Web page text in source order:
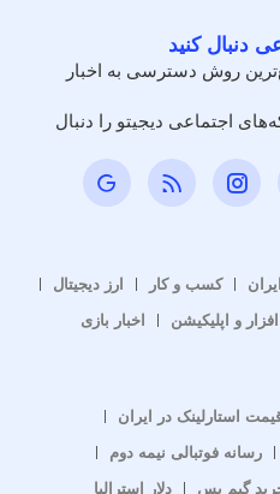
دنبال کنید
روش دسترسی به اخبار
اجتماعی دیجیتو را دنبال
کسب و کار
ارز دیجیتال
و اپلیکیشن اخبار بازی
استارلینک در ایران
رسانه فوتبالی نیمه دوم
گیم پس دلار استرالیا